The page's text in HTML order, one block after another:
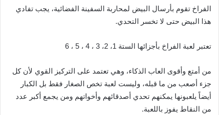
الفراخ تقوم بأرسال البيض لمحاربة السفينة الفضائية، يجب تفادي
هذا البيض حتى لا تخسر التحدي.
تعتبر لعبة الفراخ بأجزائها الستة 1، 2، 3 ، 4 ، 5 ، 6
من أمتع وأقوى العاب الذكاء، وهي تعتمد على التركيز القوي لأن كل
جزء أصعب من ما قبله، وليست لعبة تخص الصغار فقط بل الكبار
أيضاً يلعبونها يمكنهم تحدي أصدقائهم وأخواتهم ومن يجمع أكبر عدد
من النقاط يفوز باللعبة.